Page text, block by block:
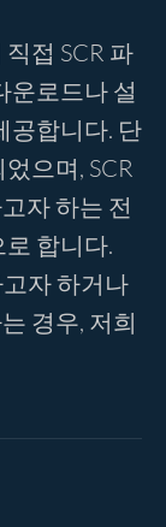
접 SCR 파
운로드나 설
공합니다. 단
으며, SCR
자 하는 전
합니다.
자 하거나
경우, 저희